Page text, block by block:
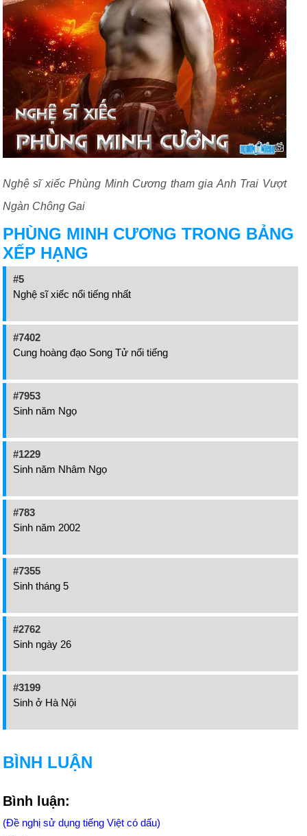
Nghệ sĩ xiếc Phùng Minh Cương tham gia Anh Trai Vượt
Ngàn Chông Gai
PHÙNG MINH CƯƠNG TRONG BẢNG
XẾP HẠNG
#5
Nghệ sĩ xiếc nổi tiếng nhất
#7402
Cung hoàng đạo Song Tử nổi tiếng
#7953
Sinh năm Ngọ
#1229
Sinh năm Nhâm Ngọ
#783
Sinh năm 2002
#7355
Sinh tháng 5
#2762
Sinh ngày 26
#3199
Sinh ở Hà Nội
BÌNH LUẬN
Bình luận:
(Đề nghị sử dụng tiếng Việt có dấu)